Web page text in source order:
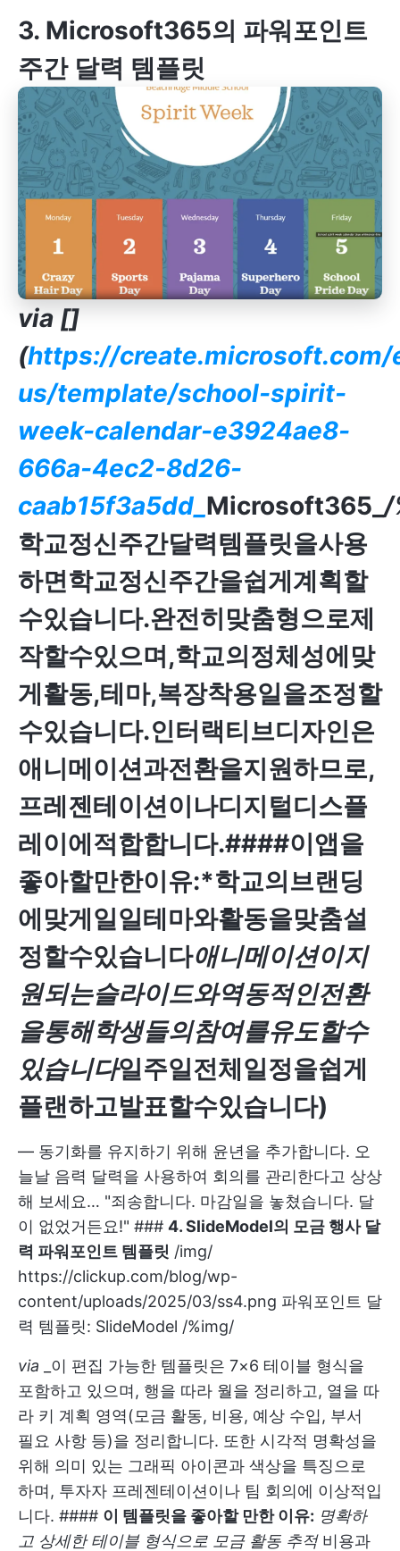
3. Microsoft365의 파워포인트
주간 달력 템플릿
via []
(https://create.microsoft.com/
us/template/school-spirit-
week-calendar-e3924ae8-
666a-4ec2-8d26-
caab15f3a5dd_ Microsoft365_ /
학교정신주간달력템플릿을사용
하면학교정신주간을쉽게계획할
수있습니다.완전히맞춤형으로제
작할수있으며,학교의정체성에맞
게활동,테마,복장착용일을조정할
수있습니다.인터랙티브디자인은
애니메이션과전환을지원하므로,
프레젠테이션이나디지털디스플
레이에적합합니다.####이앱을
좋아할만한이유:*학교의브랜딩
에맞게일일테마와활동을맞춤설
정할수있습니다애니메이션이지
원되는슬라이드와역동적인전환
을통해학생들의참여를유도할수
있습니다일주일전체일정을쉽게
플랜하고발표할수있습니다)
— 동기화를 유지하기 위해 윤년을 추가합니다. 오
늘날 음력 달력을 사용하여 회의를 관리한다고 상상
해 보세요… "죄송합니다. 마감일을 놓쳤습니다. 달
이 없었거든요!" ### 4. SlideModel의 모금 행사 달
력 파워포인트 템플릿 /img/
https://clickup.com/blog/wp-
content/uploads/2025/03/ss4.png 파워포인트 달
력 템플릿: SlideModel /%img/
via
이 편집 가능한 템플릿은 7×6 테이블 형식을
포함하고 있으며, 행을 따라 월을 정리하고, 열을 따
라 키 계획 영역(모금 활동, 비용, 예상 수입, 부서
필요 사항 등)을 정리합니다. 또한 시각적 명확성을
위해 의미 있는 그래픽 아이콘과 색상을 특징으로
하며, 투자자 프레젠테이션이나 팀 회의에 이상적입
니다. #### 이 템플릿을 좋아할 만한 이유: 명확하
고 상세한 테이블 형식으로 모금 활동 추적 비용과